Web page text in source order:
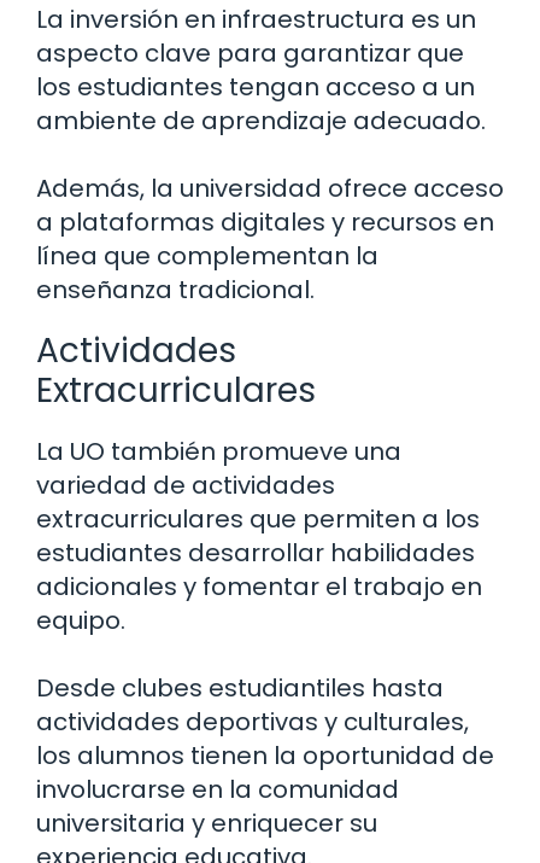
La inversión en infraestructura es un
aspecto clave para garantizar que
los estudiantes tengan acceso a un
ambiente de aprendizaje adecuado.
Además, la universidad ofrece acceso
a plataformas digitales y recursos en
línea que complementan la
enseñanza tradicional.
Actividades
Extracurriculares
La UO también promueve una
variedad de actividades
extracurriculares que permiten a los
estudiantes desarrollar habilidades
adicionales y fomentar el trabajo en
equipo.
Desde clubes estudiantiles hasta
actividades deportivas y culturales,
los alumnos tienen la oportunidad de
involucrarse en la comunidad
universitaria y enriquecer su